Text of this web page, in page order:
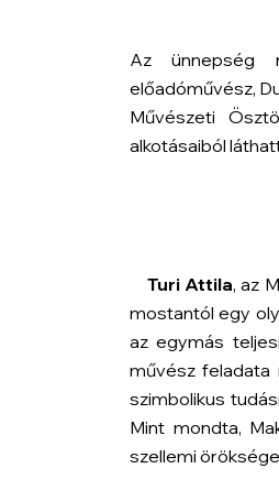
Az ünnepség
előadóművész,
Művészeti
alkotásaiból
Turi Attila, az
mostantól egy
az egymás
művész feladata
szimbolikus
Mint mondta,
szellemi